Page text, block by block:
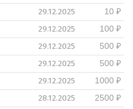
29.12.2025
10 ₽
29.12.2025
100 ₽
29.12.2025
500 ₽
29.12.2025
500 ₽
29.12.2025
1000 ₽
28.12.2025
2500 ₽